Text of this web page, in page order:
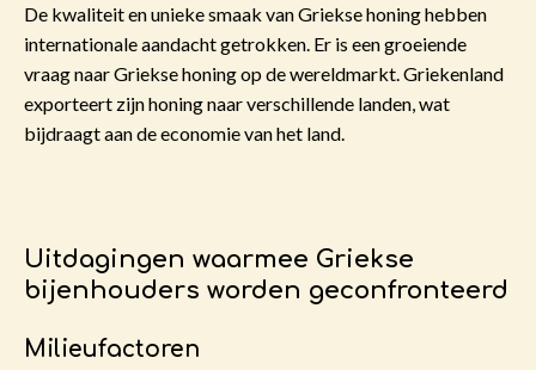
De kwaliteit en unieke smaak van Griekse honing hebben
internationale aandacht getrokken. Er is een groeiende
vraag naar Griekse honing op de wereldmarkt. Griekenland
exporteert zijn honing naar verschillende landen, wat
bijdraagt aan de economie van het land.
Uitdagingen waarmee Griekse
bijenhouders worden geconfronteerd
Milieufactoren